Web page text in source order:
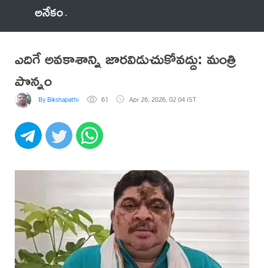
అనేకం
ఎదిగే అవకాశాన్ని జారవిడుచుకోవద్దు: మంత్రి
పొన్నం
By Bikshapathi 61 Apr 26, 2026, 02:04 IST